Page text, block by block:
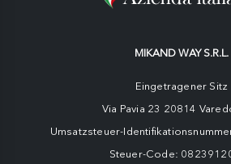
MIKAND WAY S.R.L.
Eingetragener Sitz
Via Pavia 23 20814
Umsatzsteuer-
Steuer-Code: